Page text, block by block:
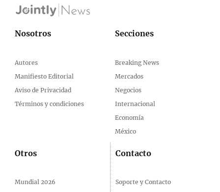
Nosotros
Autores
Manifiesto Editorial
Aviso de Privacidad
Términos y condiciones
Secciones
Breaking News
Mercados
Negocios
Internacional
Economía
México
Otros
Mundial 2026
Contacto
Soporte y Contacto